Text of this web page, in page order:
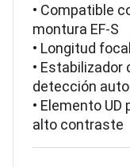
• Compatible
montura EF-S
• Longitud
• Estabilizador
detección
• Elemento
alto contraste